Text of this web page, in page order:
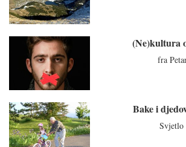
(Ne)kultura
fra
Bake i